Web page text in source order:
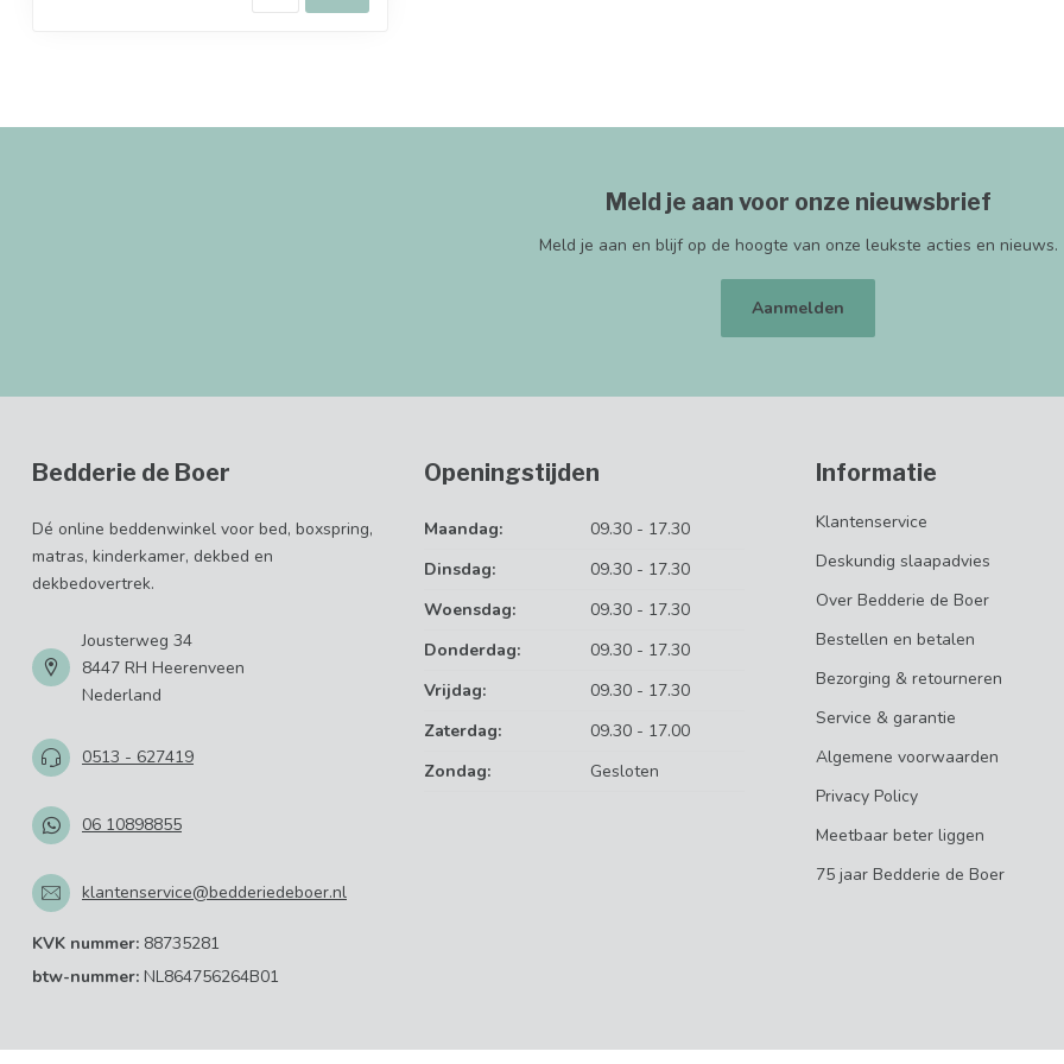
Meld je aan voor onze nieuwsbrief
Meld je aan en blijf op de hoogte van onze leukste acties en nieuws.
Aanmelden
Bedderie de Boer
Dé online beddenwinkel voor bed, boxspring,
matras, kinderkamer, dekbed en
dekbedovertrek.
Jousterweg 34
8447 RH Heerenveen
Nederland
0513 - 627419
06 10898855
klantenservice@bedderiedeboer.nl
KVK nummer: 88735281
btw-nummer: NL864756264B01
Openingstijden
Maandag:
09.30 - 17.30
Dinsdag:
09.30 - 17.30
Woensdag:
09.30 - 17.30
Donderdag:
09.30 - 17.30
Vrijdag:
09.30 - 17.30
Zaterdag:
09.30 - 17.00
Zondag:
Gesloten
Informatie
Klantenservice
Deskundig slaapadvies
Over Bedderie de Boer
Bestellen en betalen
Bezorging & retourneren
Service & garantie
Algemene voorwaarden
Privacy Policy
Meetbaar beter liggen
75 jaar Bedderie de Boer